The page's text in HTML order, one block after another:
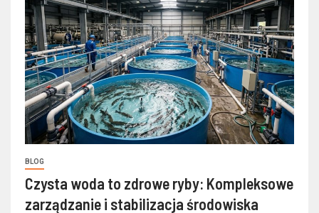
BLOG
Czysta woda to zdrowe ryby: Kompleksowe
zarządzanie i stabilizacja środowiska